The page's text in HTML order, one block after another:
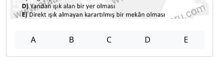
A B C D E